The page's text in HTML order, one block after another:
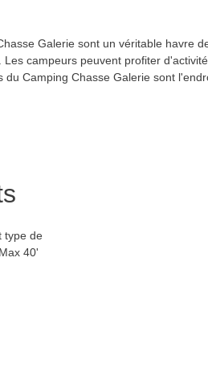
Galerie sont un véritable havre
campeurs peuvent profiter
du Camping Chasse Galerie sont
type de
40'